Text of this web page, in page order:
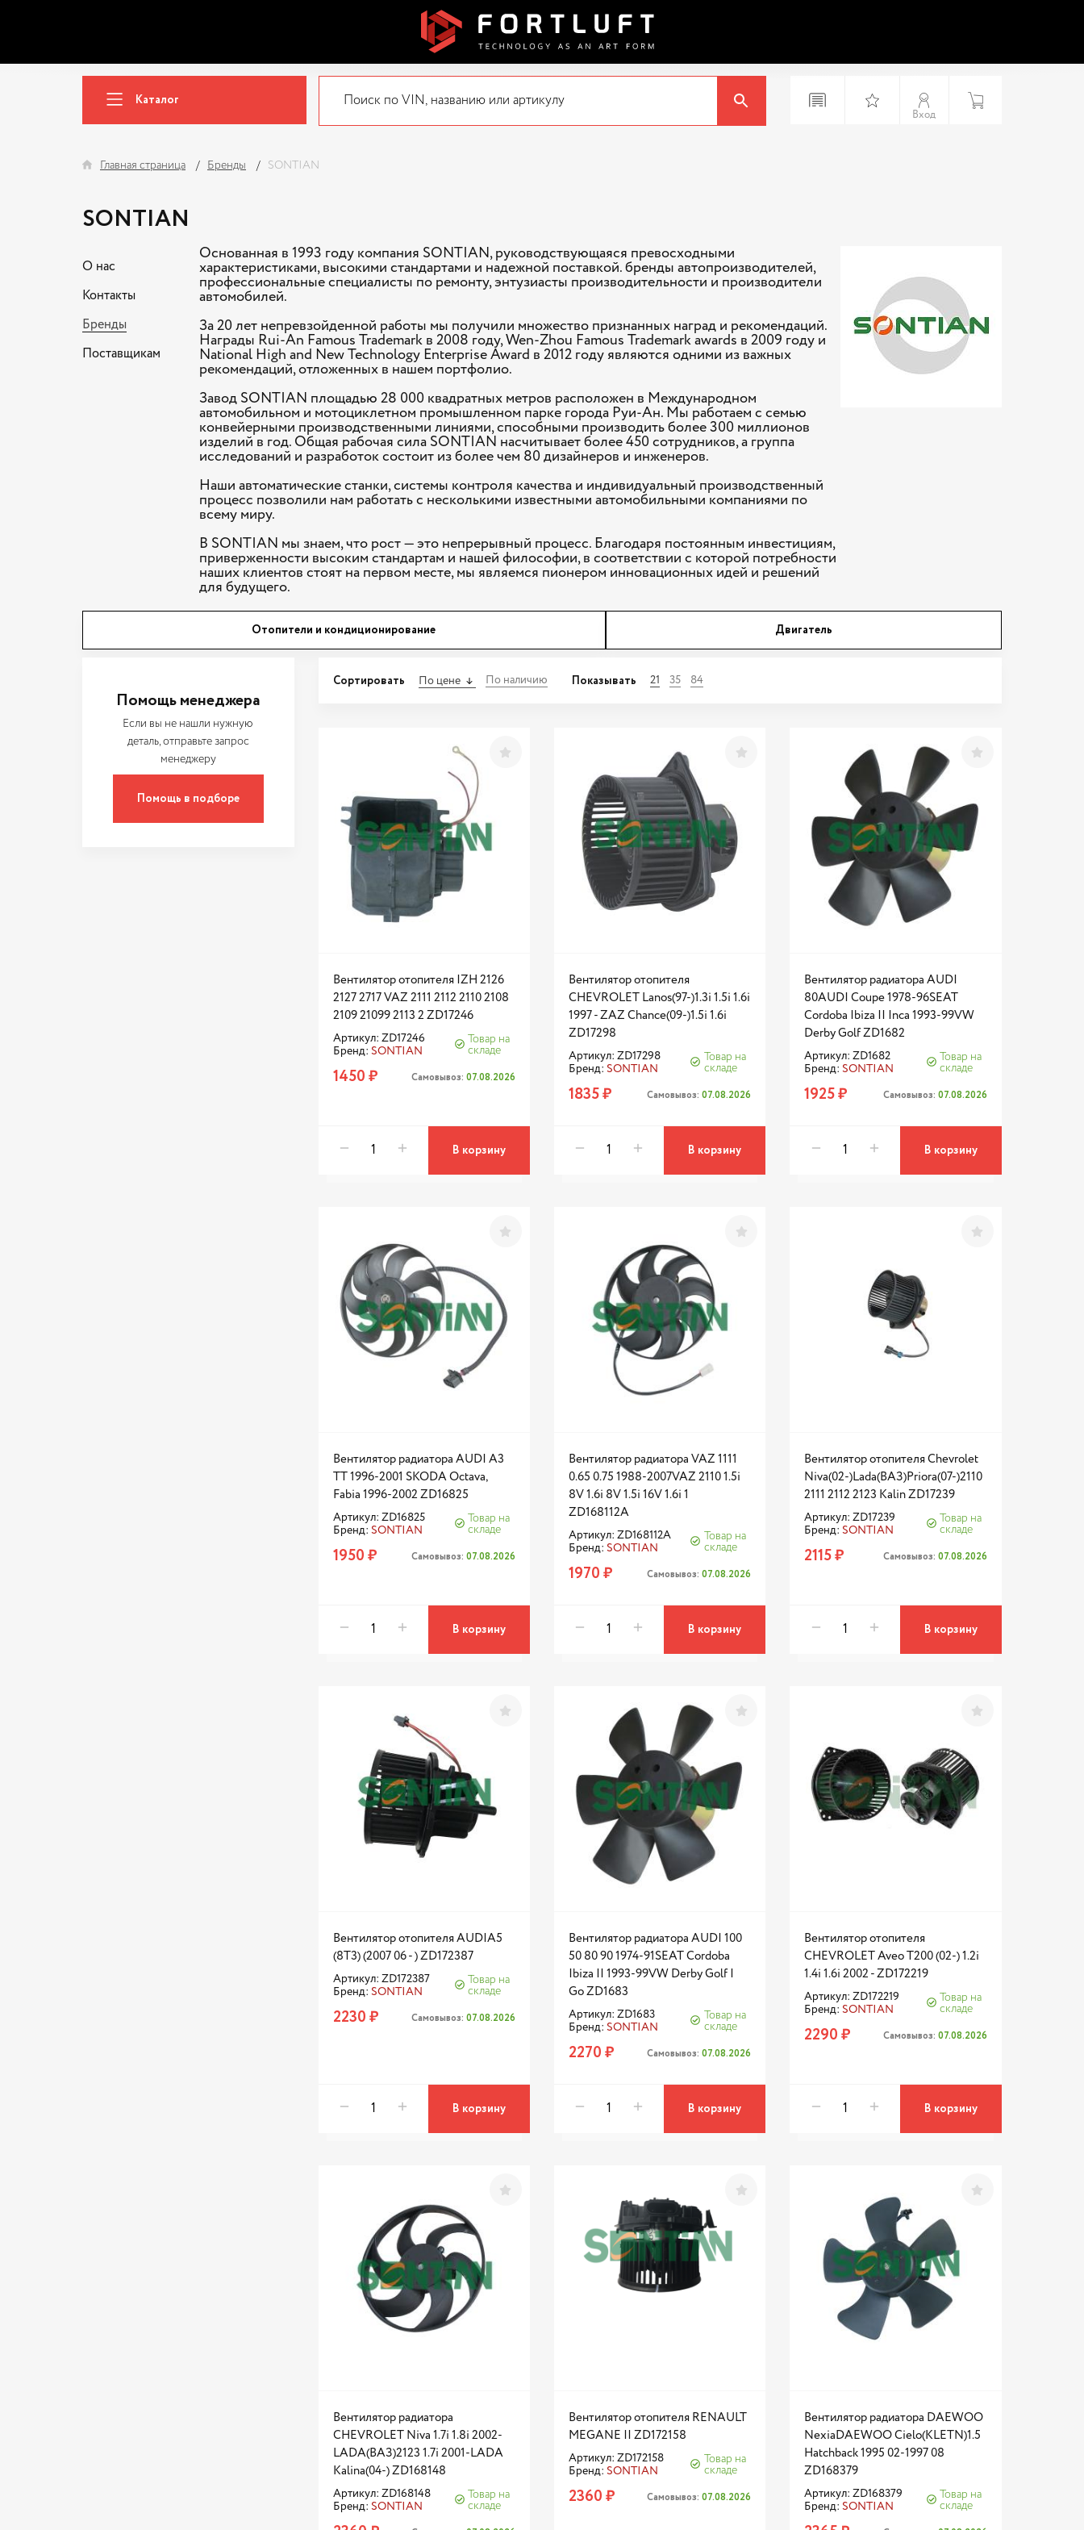
Каталог
Вход
Главная страница Бренды SONTIAN
SONTIAN
О нас
Контакты
Бренды
Поставщикам
Основанная в 1993 году компания SONTIAN, руководствующаяся превосходными
характеристиками, высокими стандартами и надежной поставкой. бренды автопроизводителей,
профессиональные специалисты по ремонту, энтузиасты производительности и производители
автомобилей.
За 20 лет непревзойденной работы мы получили множество признанных наград и рекомендаций.
Награды Rui-An Famous Trademark в 2008 году, Wen-Zhou Famous Trademark awards в 2009 году и
National High and New Technology Enterprise Award в 2012 году являются одними из важных
рекомендаций, отложенных в нашем портфолио.
Завод SONTIAN площадью 28 000 квадратных метров расположен в Международном
автомобильном и мотоциклетном промышленном парке города Руи-Ан. Мы работаем с семью
конвейерными производственными линиями, способными производить более 300 миллионов
изделий в год. Общая рабочая сила SONTIAN насчитывает более 450 сотрудников, а группа
исследований и разработок состоит из более чем 80 дизайнеров и инженеров.
Наши автоматические станки, системы контроля качества и индивидуальный производственный
процесс позволили нам работать с несколькими известными автомобильными компаниями по
всему миру.
В SONTIAN мы знаем, что рост — это непрерывный процесс. Благодаря постоянным инвестициям,
приверженности высоким стандартам и нашей философии, в соответствии с которой потребности
наших клиентов стоят на первом месте, мы являемся пионером инновационных идей и решений
для будущего.
Отопители и кондиционирование Двигатель
Помощь менеджера
Если вы не нашли нужную
деталь, отправьте запрос
менеджеру
Помощь в подборе
Сортировать По цене По наличию Показывать 21 35 84
Вентилятор отопителя IZH 2126
2127 2717 VAZ 2111 2112 2110 2108
2109 21099 2113 2 ZD17246
Артикул: ZD17246
Бренд: SONTIAN
Товар на
складе
1450 ₽ Самовывоз: 07.08.2026
В корзину
Вентилятор отопителя
CHEVROLET Lanos(97-)1.3i 1.5i 1.6i
1997 - ZAZ Chance(09-)1.5i 1.6i
ZD17298
Артикул: ZD17298
Бренд: SONTIAN
Товар на
складе
1835 ₽ Самовывоз:07.08.2026
В корзину
Вентилятор радиатора AUDI
80AUDI Coupe 1978-96SEAT
Cordoba Ibiza II Inca 1993-99VW
Derby Golf ZD1682
Артикул: ZD1682
Бренд:SONTIAN
Товар на
складе
1925 ₽ Самовывоз: 07.08.2026
В корзину
Вентилятор радиатора AUDI A3
TT 1996-2001 SKODA Octava,
Fabia 1996-2002 ZD16825
Артикул: ZD16825
Бренд: SONTIAN
Товар на
складе
1950 ₽ Самовывоз: 07.08.2026
В корзину
Вентилятор радиатора VAZ 1111
0.65 0.75 1988-2007VAZ 2110 1.5i
8V 1.6i 8V 1.5i 16V 1.6i 1
ZD168112A
Артикул: ZD168112A
Бренд: SONTIAN
Товар на
складе
1970 ₽ Самовывоз:07.08.2026
В корзину
Вентилятор отопителя Chevrolet
Niva(02-)Lada(ВАЗ)Priora(07-)2110
2111 2112 2123 Kalin ZD17239
Артикул: ZD17239
Бренд:SONTIAN
Товар на
складе
2115 ₽ Самовывоз: 07.08.2026
В корзину
Вентилятор отопителя AUDIA5
(8T3) (2007 06 - ) ZD172387
Артикул: ZD172387
Бренд: SONTIAN
Товар на
складе
2230 ₽ Самовывоз: 07.08.2026
В корзину
Вентилятор радиатора AUDI 100
50 80 90 1974-91SEAT Cordoba
Ibiza II 1993-99VW Derby Golf I
Go ZD1683
Артикул: ZD1683
Бренд: SONTIAN
Товар на
складе
2270 ₽ Самовывоз:07.08.2026
В корзину
Вентилятор отопителя
CHEVROLET Aveo T200 (02-) 1.2i
1.4i 1.6i 2002 - ZD172219
Артикул: ZD172219
Бренд:SONTIAN
Товар на
складе
2290 ₽ Самовывоз: 07.08.2026
В корзину
Вентилятор радиатора
CHEVROLET Niva 1.7i 1.8i 2002-
LADA(ВАЗ)2123 1.7i 2001-LADA
Kalina(04-) ZD168148
Артикул: ZD168148
Бренд: SONTIAN
Товар на
складе
Вентилятор отопителя RENAULT
MEGANE II ZD172158
Артикул: ZD172158
Бренд: SONTIAN
Товар на
складе
2360 ₽ Самовывоз:07.08.2026
Вентилятор радиатора DAEWOO
NexiaDAEWOO Cielo(KLETN)1.5
Hatchback 1995 02-1997 08
ZD168379
Артикул: ZD168379
Бренд:SONTIAN
Товар на
складе